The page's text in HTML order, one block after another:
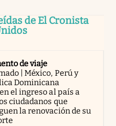
de El Cronista
de viaje
| México, Perú y
Dominicana
el ingreso al país a
ciudadanos que
la renovación de su